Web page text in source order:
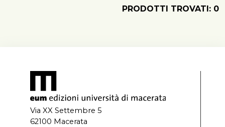
PRODOTTI TROVATI: 0
Via XX Settembre 5
62100 Macerata